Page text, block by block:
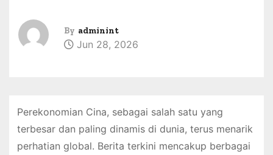
By adminint
Jun 28, 2026
Perekonomian Cina, sebagai salah satu yang
terbesar dan paling dinamis di dunia, terus menarik
perhatian global. Berita terkini mencakup berbagai